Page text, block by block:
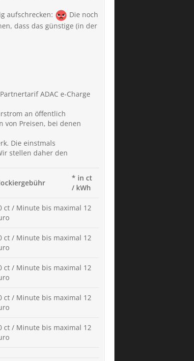
aufschrecken:
Die noch
dass das günstige (in der
ADAC e-Charge
an öffentlich
von Preisen, bei denen
Die einstmals
stellen daher den
* in ct
/ kWh
ct / Minute bis maximal 12
ct / Minute bis maximal 12
ct / Minute bis maximal 12
ct / Minute bis maximal 12
ct / Minute bis maximal 12